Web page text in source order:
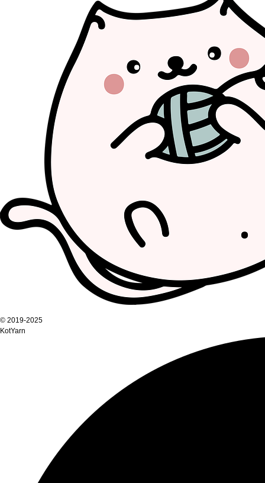
© 2019-2025
KotYarn